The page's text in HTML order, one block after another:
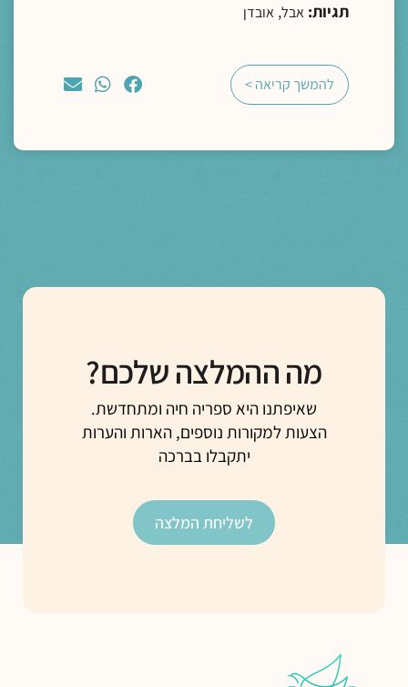
תגיות: אבל, אובדן
להמשך קריאה >
מה ההמלצה שלכם?
שאיפתנו היא ספריה חיה ומתחדשת.
הצעות למקורות נוספים, הארות והערות
יתקבלו בברכה
לשליחת המלצה